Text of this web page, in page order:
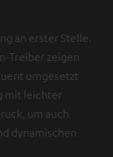
an erster Stelle.
Treiber zeigen
umgesetzt
mit leichter
um auch
dynamischen